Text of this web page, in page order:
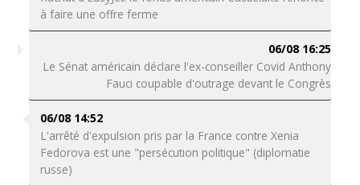
à faire une offre ferme
06/08 16:25
Le Sénat américain déclare l'ex-conseiller Covid Anthony
Fauci coupable d'outrage devant le Congrès
06/08 14:52
L'arrêté d'expulsion pris par la France contre Xenia
Fedorova est une "persécution politique" (diplomatie
russe)